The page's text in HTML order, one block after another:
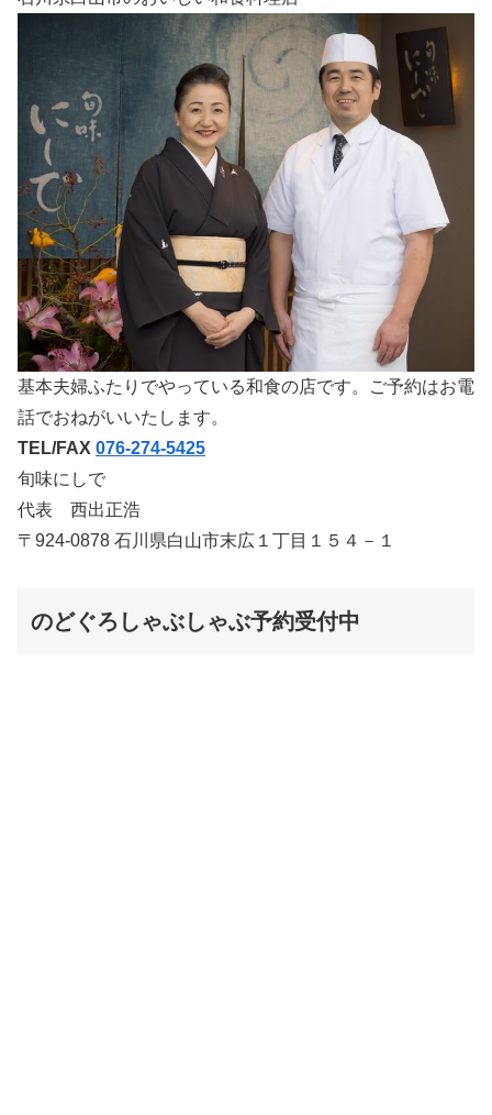
基本夫婦ふたりでやっている和食の店です。ご予約はお電
話でおねがいいたします。
TEL/FAX 076-274-5425
旬味にしで
代表 西出正浩
〒924-0878 石川県白山市末広１丁目１５４－１
のどぐろしゃぶしゃぶ予約受付中